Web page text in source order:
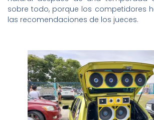
sobre todo, porque los competidores
las recomendaciones de los jueces.